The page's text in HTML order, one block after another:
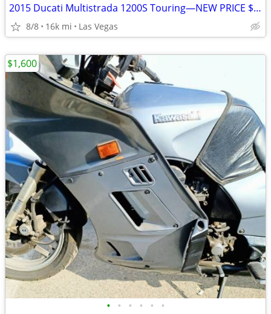
2015 Ducati Multistrada 1200S Touring—NEW PRICE $8,500 OBO
8/8 16k mi Las Vegas
• • • • • •
$1,600